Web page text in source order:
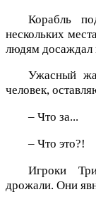
Корабль
нескольких
людям досаждал
Ужасный
человек,
– Что за...
– Что это?!
Игроки
дрожали. Они